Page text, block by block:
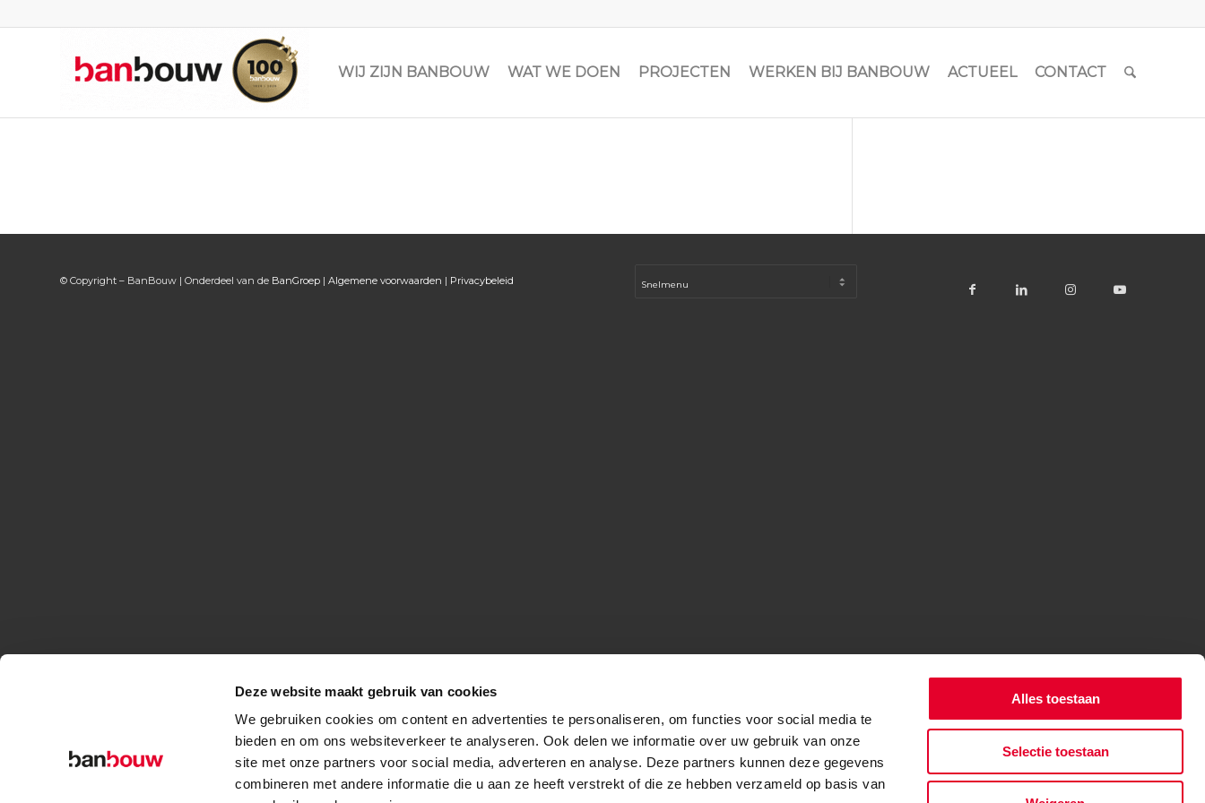
Deze website maakt gebruik van cookies
We gebruiken cookies om content en advertenties te personaliseren, om functies voor social media te
bieden en om ons websiteverkeer te analyseren. Ook delen we informatie over uw gebruik van onze
site met onze partners voor social media, adverteren en analyse. Deze partners kunnen deze gegevens
combineren met andere informatie die u aan ze heeft verstrekt of die ze hebben verzameld op basis van
Alles toestaan
Selectie toestaan
WIJ ZIJN BANBOUW WAT WE DOEN PROJECTEN WERKEN BIJ BANBOUW ACTUEEL CONTACT
© Copyright – BanBouw | Onderdeel van de BanGroep | Algemene voorwaarden | Privacybeleid